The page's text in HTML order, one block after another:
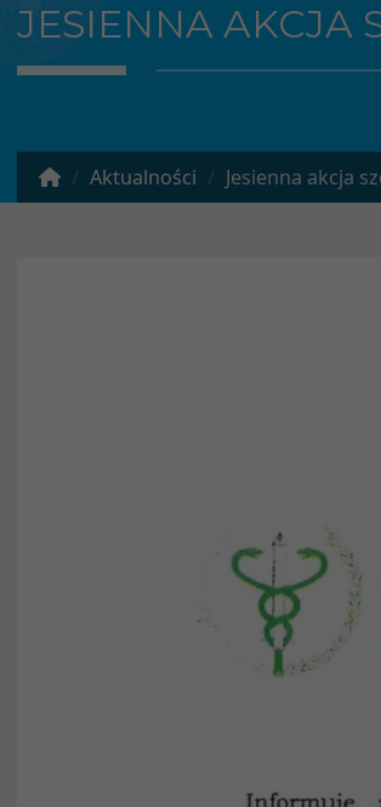
JESIENNA AKCJA
Aktualności Jesienna akcja